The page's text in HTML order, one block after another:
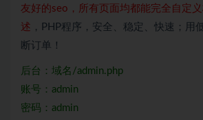
友好的seo，所有页面均都能完全自定
述 ，PHP程序，安全、稳定、快速；用
断订单！
后台：域名/admin.php
账号：admin
密码：admin